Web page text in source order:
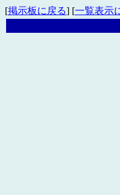
[掲示板に戻る] [一覧表示